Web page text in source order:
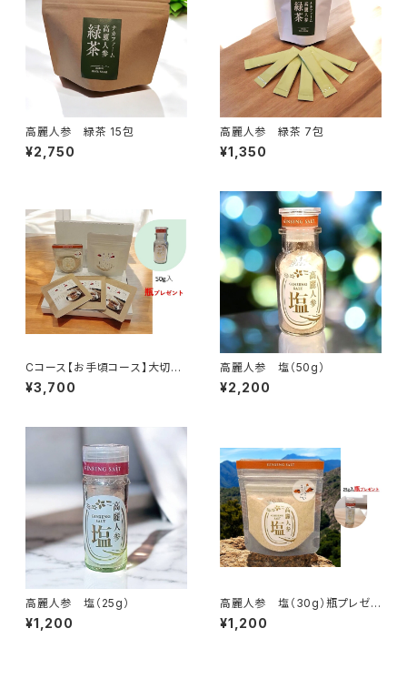
高麗人参 緑茶 15包
¥2,750
高麗人参 緑茶 7包
¥1,350
Cコース【お手頃コース】大切な
人にいつもありがとう❣
¥3,700
高麗人参 塩（50g）
¥2,200
高麗人参 塩（25g）
¥1,200
高麗人参 塩（30g）瓶プレゼン
ト
¥1,200